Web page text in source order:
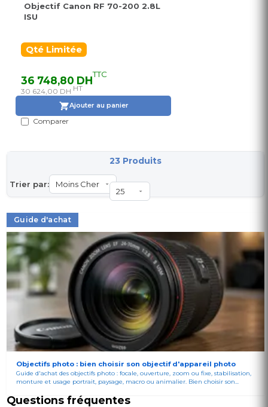
Objectif Canon RF 70-200 2.8L
ISU
Qté Limitée
36 748,80 DHTTC
30 624,00 DH HT
Ajouter au panier
Comparer
Trier par:
23 Produits
Guide d'achat
Objectifs photo : bien choisir son objectif d'appareil photo
Guide d'achat des objectifs photo : focale, ouverture, zoom ou fixe, stabilisation,
monture et usage portrait, paysage, macro ou animalier. Bien choisir son...
Questions fréquentes